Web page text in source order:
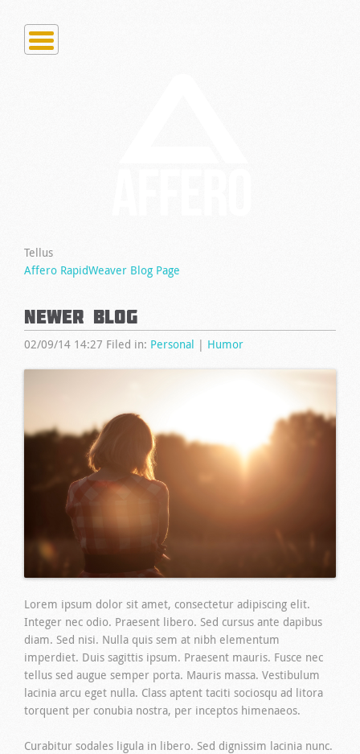
Tellus
Affero RapidWeaver Blog Page
Newer Blog
02/09/14 14:27 Filed in: Personal | Humor
Lorem ipsum dolor sit amet, consectetur adipiscing elit.
Integer nec odio. Praesent libero. Sed cursus ante dapibus
diam. Sed nisi. Nulla quis sem at nibh elementum
imperdiet. Duis sagittis ipsum. Praesent mauris. Fusce nec
tellus sed augue semper porta. Mauris massa. Vestibulum
lacinia arcu eget nulla. Class aptent taciti sociosqu ad litora
torquent per conubia nostra, per inceptos himenaeos.
Curabitur sodales ligula in libero. Sed dignissim lacinia nunc.